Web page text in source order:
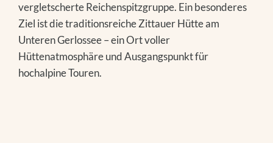
vergletscherte Reichenspitzgruppe. Ein besonderes
Ziel ist die traditionsreiche Zittauer Hütte am
Unteren Gerlossee – ein Ort voller
Hüttenatmosphäre und Ausgangspunkt für
hochalpine Touren.